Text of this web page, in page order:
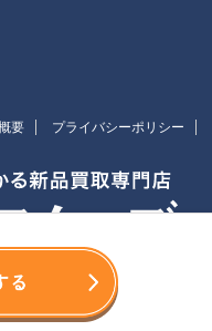
要 プライバシーポリシー
All Rights Reserved.